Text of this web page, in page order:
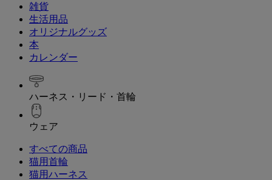
雑貨
生活用品
オリジナルグッズ
本
カレンダー
ハーネス・リード・首輪
ウェア
すべての商品
猫用首輪
猫用ハーネス